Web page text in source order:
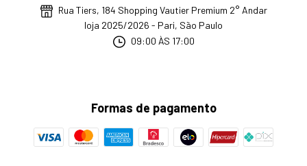
Rua Tiers, 184 Shopping Vautier Premium 2° Andar
loja 2025/2026 - Pari, São Paulo
09:00 ÀS 17:00
Formas de pagamento